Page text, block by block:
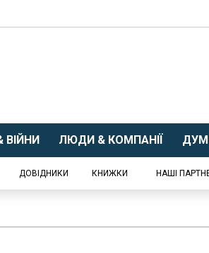
ВІЙНИ ЛЮДИ & КОМПАНІЇ
ДОВІДНИКИ КНИЖКИ НАШІ